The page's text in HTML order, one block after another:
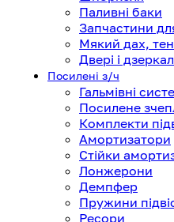
Паливні баки
Запчастини
Мякий дах,
Двері і
Посилені з/ч
Гальмівні
Посилене
Комплекти
Амортизатори
Стійки
Лонжерони
Демпфер
Пружини
Ресори